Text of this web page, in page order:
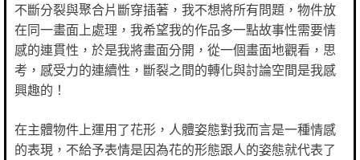
不斷分裂與聚合片斷穿插著，我不想將所有問題，物件放
在同一畫面上處理，我希望我的作品多一點故事性需要情
感的連貫性，於是我將畫面分開，從一個畫面地觀看，思
考，感受力的連續性，斷裂之間的轉化與討論空間是我感
興趣的！
在主體物件上運用了花形，人體姿態對我而言是一種情感
的表現，不給予表情是因為花的形態跟人的姿態就代表了